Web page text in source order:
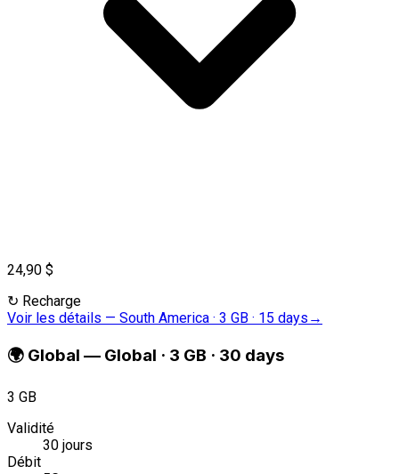
24,90 $
↻ Recharge
Voir les détails — South America · 3 GB · 15 days →
🌍 Global — Global · 3 GB · 30 days
3 GB
Validité
30 jours
Débit